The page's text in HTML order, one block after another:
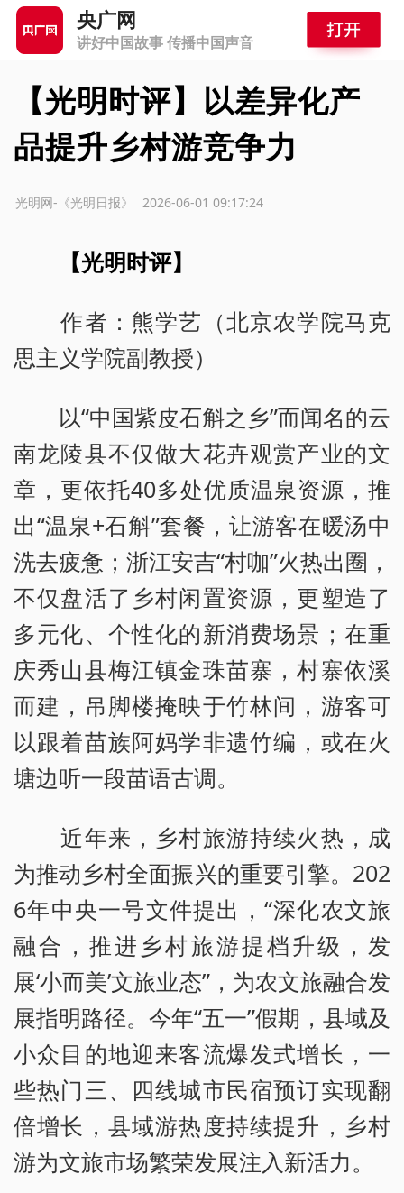
央广网
讲好中国故事 传播中国声音
【光明时评】以差异化产
品提升乡村游竞争力
2026-06-01 09:17:24
光明网-《光明日报》
【光明时评】
作者：熊学艺（北京农学院马克
思主义学院副教授）
以“中国紫皮石斛之乡”而闻名的云
南龙陵县不仅做大花卉观赏产业的文
章，更依托40多处优质温泉资源，推
出“温泉+石斛”套餐，让游客在暖汤中
洗去疲惫；浙江安吉“村咖”火热出圈，
不仅盘活了乡村闲置资源，更塑造了
多元化、个性化的新消费场景；在重
庆秀山县梅江镇金珠苗寨，村寨依溪
而建，吊脚楼掩映于竹林间，游客可
以跟着苗族阿妈学非遗竹编，或在火
塘边听一段苗语古调。
近年来，乡村旅游持续火热，成
为推动乡村全面振兴的重要引擎。202
6年中央一号文件提出，“深化农文旅
融合，推进乡村旅游提档升级，发
展‘小而美’文旅业态”，为农文旅融合发
展指明路径。今年“五一”假期，县域及
小众目的地迎来客流爆发式增长，一
些热门三、四线城市民宿预订实现翻
倍增长，县域游热度持续提升，乡村
游为文旅市场繁荣发展注入新活力。